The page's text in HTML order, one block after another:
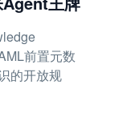
前置元数
的开放规